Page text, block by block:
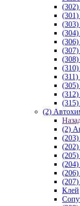
(306)
(2)
(2)
Клей